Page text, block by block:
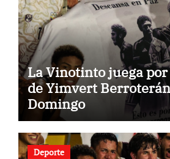
La Vinotinto juega
de Yimvert
Domingo
Deporte